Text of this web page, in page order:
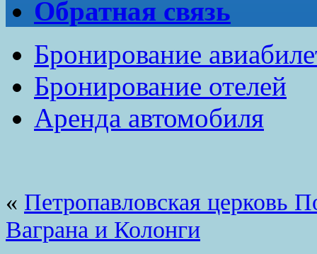
Обратная связь
Бронирование
Бронирование отелей
Аренда автомобиля
« Петропавловская церковь
Ваграна и Колонги